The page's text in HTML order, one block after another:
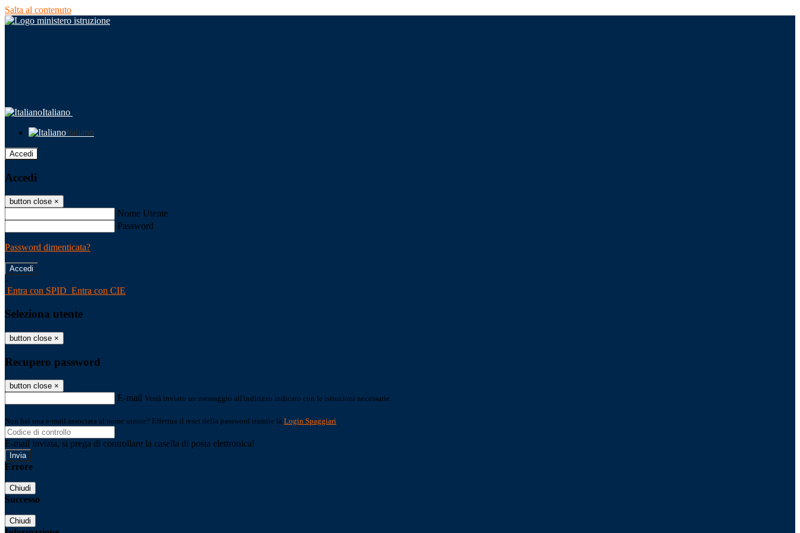
Salta al contenuto
Italiano
Italiano
Accedi
Accedi
button close ×
Nome Utente
Password
Password dimenticata?
-
Entra con SPID Entra con CIE
Seleziona utente
button close ×
Recupero password
button close ×
E-mail Verrà inviato un messaggio all'indirizzo indicato con le istruzioni necessarie.
Non hai una e-mail associata al nome utente? Effettua il reset della password tramite la Login Spaggiari
E-mail inviata, si prega di controllare la casella di posta elettronica!
Errore
Chiudi
Successo
Chiudi